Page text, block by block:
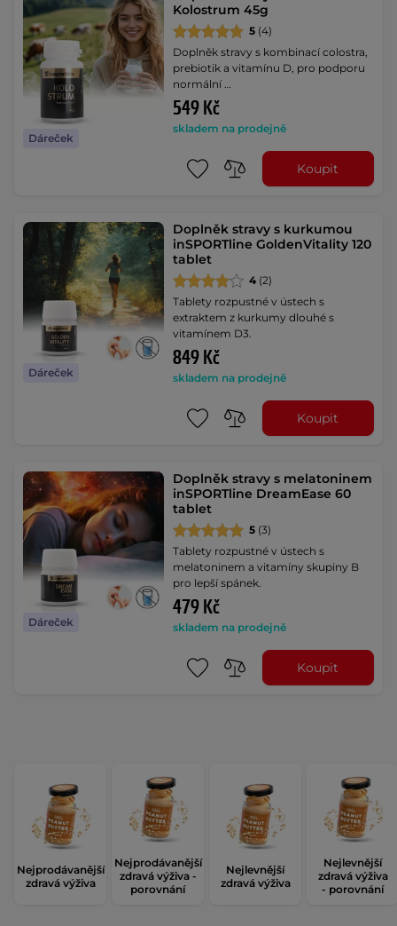
Dáreček
Kolostrum 45g
5 (4)
Doplněk stravy s kombinací colostra,
prebiotik a vitamínu D, pro podporu
normální …
549 Kč
skladem na prodejně
Koupit
Dáreček
Doplněk stravy s kurkumou
inSPORTline GoldenVitality 120
tablet
4 (2)
Tablety rozpustné v ústech s
extraktem z kurkumy dlouhé s
vitamínem D3.
849 Kč
skladem na prodejně
Koupit
Dáreček
Doplněk stravy s melatoninem
inSPORTline DreamEase 60
tablet
5 (3)
Tablety rozpustné v ústech s
melatoninem a vitamíny skupiny B
pro lepší spánek.
479 Kč
skladem na prodejně
Koupit
Nejprodávanější
zdravá výživa
Nejprodávanější
zdravá výživa -
porovnání
Nejlevnější
zdravá výživa
Nejlevnější
zdravá výživa
- porovnání